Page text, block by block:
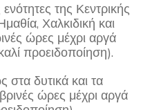
της Κεντρικής
Χαλκιδική και
ώρες μέχρι αργά
προειδοποίηση).
στα δυτικά και τα
ώρες μέχρι αργά